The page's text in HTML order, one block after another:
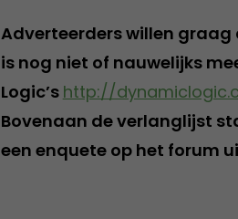
Adverteerders willen
is nog niet of nauwelijks
Logic’s http://
Bovenaan de verlanglijst
een enquete op het forum